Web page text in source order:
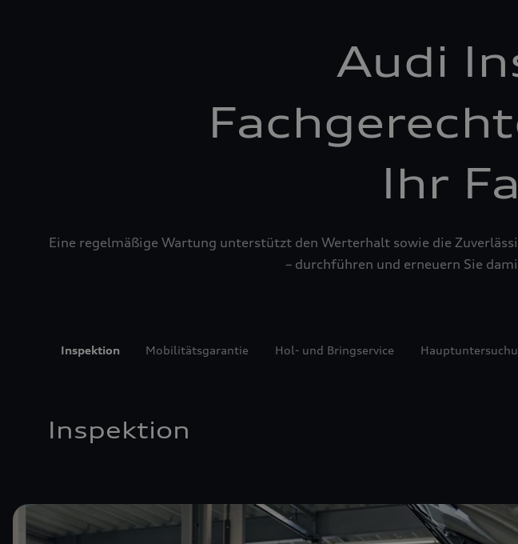
Audi
Ihr
Eine regelmäßige Wartung unterstützt den Werterhalt sowie die
– durchführen und erneuern Sie
Inspektion Mobilitätsgarantie Hol- und Bringservice
Inspektion